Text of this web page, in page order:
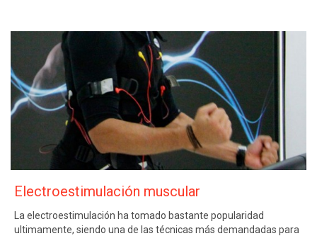
Electroestimulación muscular
La electroestimulación ha tomado bastante popularidad
ultimamente, siendo una de las técnicas más demandadas para